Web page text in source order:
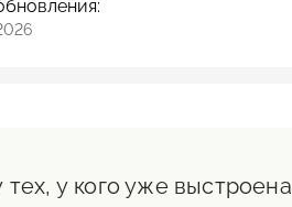
у кого уже выстроена